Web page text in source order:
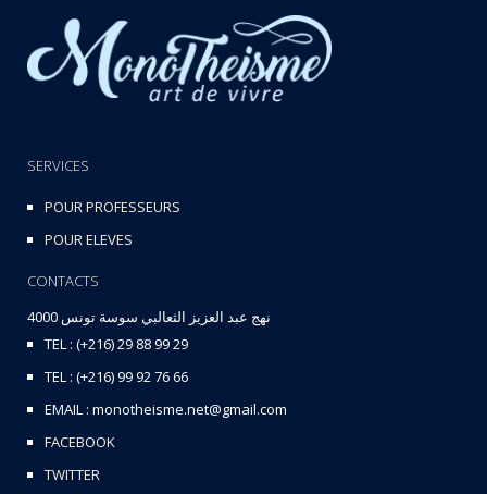
SERVICES
POUR PROFESSEURS
POUR ELEVES
CONTACTS
نهج عبد العزيز الثعالبي سوسة تونس 4000
TEL : (+216) 29 88 99 29
TEL : (+216) 99 92 76 66
EMAIL : monotheisme.net@gmail.com
FACEBOOK
TWITTER